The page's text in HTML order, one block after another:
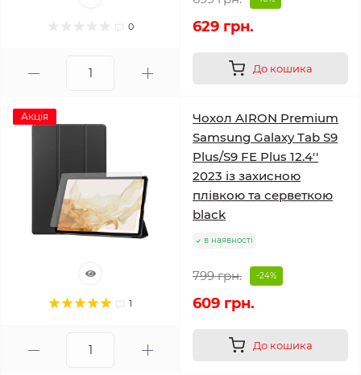
0 629 грн.
До кошика
Акція
1
Чохол AIRON Premium
Samsung Galaxy Tab S9
Plus/S9 FE Plus 12.4''
2023 із захисною
плівкою та серветкою
black
в наявності
799 грн. -24%
609 грн.
До кошика